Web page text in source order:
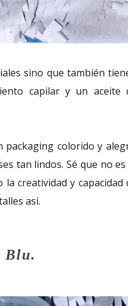
sino que también
capilar y un aceite
colorido y
tan lindos. Sé que no
creatividad y capacidad
así.
Blu.